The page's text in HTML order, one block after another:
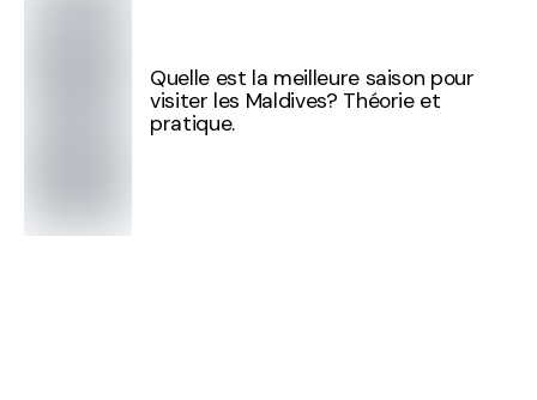
Quelle est la meilleure saison pour
visiter les Maldives? Théorie et
pratique.